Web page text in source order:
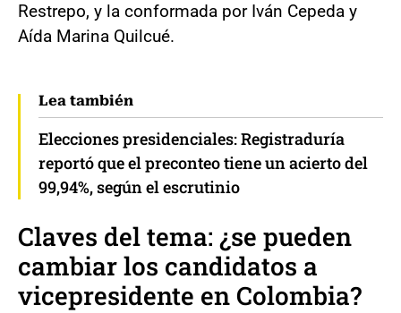
Restrepo, y la conformada por Iván Cepeda y
Aída Marina Quilcué.
Lea también
Elecciones presidenciales: Registraduría
reportó que el preconteo tiene un acierto del
99,94%, según el escrutinio
Claves del tema: ¿se pueden
cambiar los candidatos a
vicepresidente en Colombia?